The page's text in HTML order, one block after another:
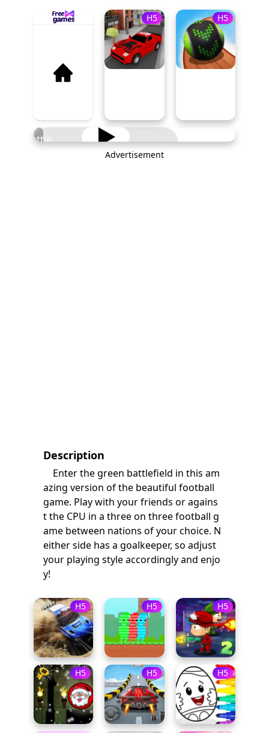
PLAY NOW
Battle
Advertisement
Description
Enter the green battlefield in this am
azing version of the beautiful football
game. Play with your friends or agains
t the CPU in a three on three football g
ame between nations of your choice. N
either side has a goalkeeper, so adjust
your playing style accordingly and enjo
y!
H5 H5
H5 H5 H5
H5 H5 H5